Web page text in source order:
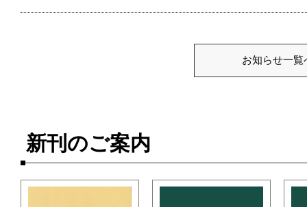
お知らせ一覧
新刊のご案内